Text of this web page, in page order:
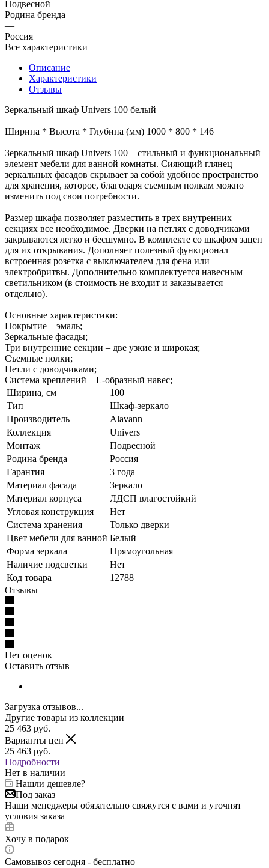
Подвесной
Родина бренда
—
Россия
Все характеристики
Описание
Характеристики
Отзывы
Зеркальный шкаф Univers 100 белый
Ширина * Высота * Глубина (мм) 1000 * 800 * 146
Зеркальный шкаф Univers 100 – стильный и функциональный
элемент мебели для ванной комнаты. Сияющий глянец
зеркальных фасадов скрывает за собой удобное пространство
для хранения, которое, благодаря съемным полкам можно
изменить под свои потребности.
Размер шкафа позволяет разместить в трех внутренних
секциях все необходимое. Дверки на петлях с доводчиками
закрываются легко и бесшумно. В комплекте со шкафом зацеп
для их открывания. Дополняет полезный функционал
встроенная розетка с выключателем для фена или
электробритвы. Дополнительно комплектуется навесным
светильником (в стоимость не входит и заказывается
отдельно).
Основные характеристики:
Покрытие – эмаль;
Зеркальные фасады;
Три внутренние секции – две узкие и широкая;
Съемные полки;
Петли с доводчиками;
Система креплений – L-образный навес;
Ширина, см
100
Тип
Шкаф-зеркало
Производитель
Alavann
Коллекция
Univers
Монтаж
Подвесной
Родина бренда
Россия
Гарантия
3 года
Материал фасада
Зеркало
Материал корпуса
ЛДСП влагостойкий
Угловая конструкция
Нет
Система хранения
Только дверки
Цвет мебели для ванной Белый
Форма зеркала
Прямоугольная
Наличие подсветки
Нет
Код товара
12788
Отзывы
Нет оценок
Оставить отзыв
Загрузка отзывов...
Другие товары из коллекции
25 463 руб.
Варианты цен
25 463 руб.
Подробности
Нет в наличии
Нашли дешевле?
Под заказ
Наши менеджеры обязательно свяжутся с вами и уточнят
условия заказа
Хочу в подарок
Самовывоз сегодня - бесплатно